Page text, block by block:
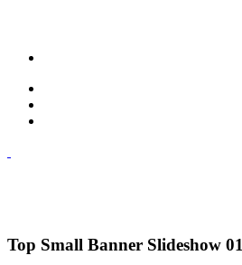
Top Small Banner Slideshow 01